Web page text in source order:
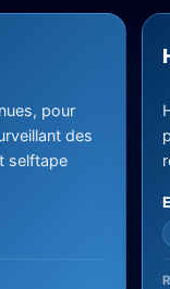
pour
des
selftape